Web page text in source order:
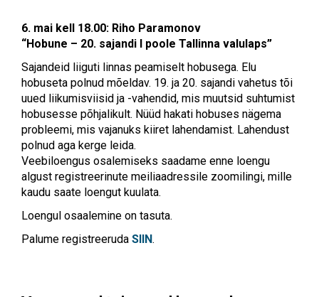
6. mai kell 18.00: Riho Paramonov
“Hobune – 20. sajandi I poole Tallinna valulaps”
Sajandeid liiguti linnas peamiselt hobusega. Elu
hobuseta polnud mõeldav. 19. ja 20. sajandi vahetus tõi
uued liikumisviisid ja -vahendid, mis muutsid suhtumist
hobusesse põhjalikult. Nüüd hakati hobuses nägema
probleemi, mis vajanuks kiiret lahendamist. Lahendust
polnud aga kerge leida.
Veebiloengus osalemiseks saadame enne loengu
algust registreerinute meiliaadressile zoomilingi, mille
kaudu saate loengut kuulata.
Loengul osaalemine on tasuta.
Palume registreeruda SIIN.